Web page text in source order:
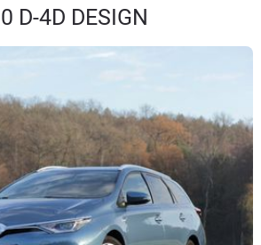
D-4D DESIGN